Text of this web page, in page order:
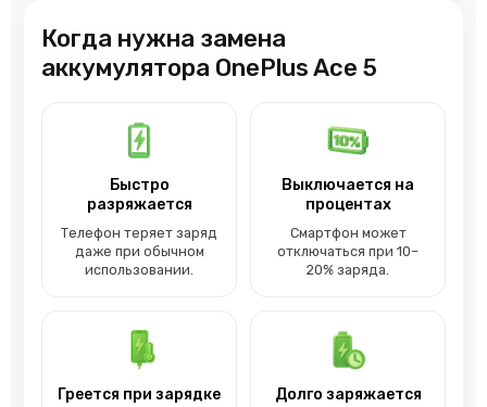
Когда нужна замена
аккумулятора OnePlus Ace 5
Быстро
разряжается
Телефон теряет заряд
даже при обычном
использовании.
Выключается на
процентах
Смартфон может
отключаться при 10–
20% заряда.
Греется при зарядке Долго заряжается